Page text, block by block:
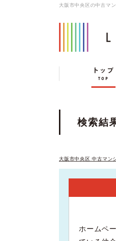
大阪市中央区の中古マ
検索結
大阪市中央区 中古マン
ホームペ